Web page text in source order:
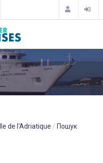
de l'Adriatique Пошук